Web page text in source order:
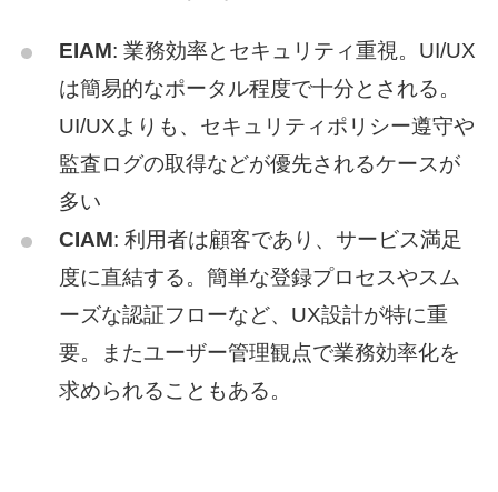
EIAM: 業務効率とセキュリティ重視。UI/UX
は簡易的なポータル程度で十分とされる。
UI/UXよりも、セキュリティポリシー遵守や
監査ログの取得などが優先されるケースが
多い
CIAM: 利用者は顧客であり、サービス満足
度に直結する。簡単な登録プロセスやスム
ーズな認証フローなど、UX設計が特に重
要。またユーザー管理観点で業務効率化を
求められることもある。